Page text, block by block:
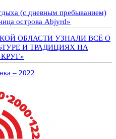
(с дневным пребыванием)
острова Abjyrd»
ОБЛАСТИ УЗНАЛИ ВСЁ О
И ТРАДИЦИЯХ НА
– 2022